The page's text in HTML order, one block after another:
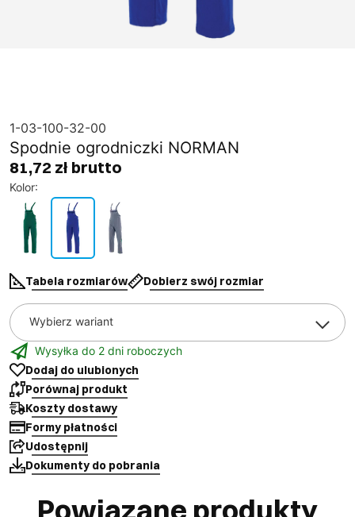
1-03-100-32-00
Spodnie ogrodniczki NORMAN
81,72 zł brutto
Kolor:
Tabela rozmiarów Dobierz swój rozmiar
Wybierz wariant
Wysyłka do 2 dni roboczych
Dodaj do ulubionych
Porównaj produkt
Koszty dostawy
Formy płatności
Udostępnij
Dokumenty do pobrania
Powiązane produkty